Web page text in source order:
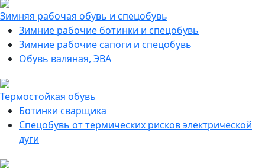
Зимняя рабочая обувь и спецобувь
Зимние рабочие ботинки и спецобувь
Зимние рабочие сапоги и спецобувь
Обувь валяная, ЭВА
Термостойкая обувь
Ботинки сварщика
Спецобувь от термических рисков электрической
дуги